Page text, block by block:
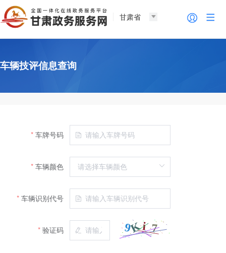
甘肃省
车辆技评信息查询
车牌号码
车辆颜色
车辆识别代号
验证码